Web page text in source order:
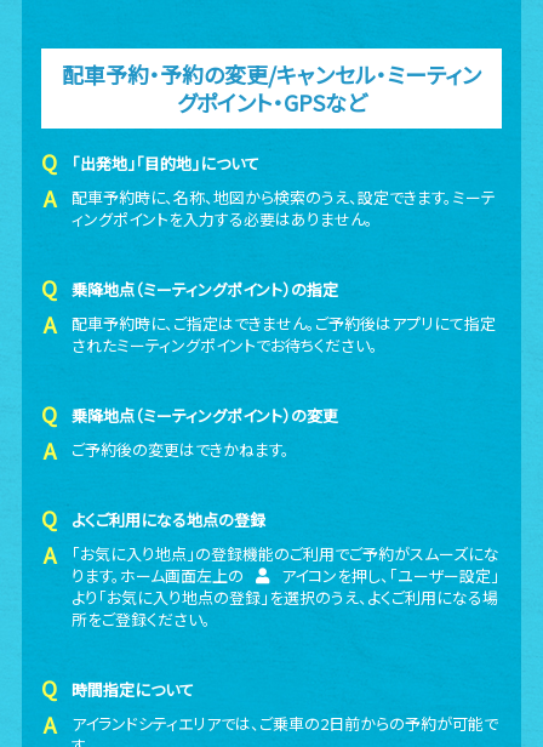
配車予約・予約の変更/キャンセル・ミーティン
グポイント・GPSなど
「出発地」「目的地」について
配車予約時に、名称、地図から検索のうえ、設定できます。ミーテ
ィングポイントを入力する必要はありません。
乗降地点（ミーティングポイント）の指定
配車予約時に、ご指定はできません。ご予約後はアプリにて指定
されたミーティングポイントでお待ちください。
乗降地点（ミーティングポイント）の変更
ご予約後の変更はできかねます。
よくご利用になる地点の登録
「お気に入り地点」の登録機能のご利用でご予約がスムーズにな
ります。ホーム画面左上の
アイコンを押し、「ユーザー設定」
より「お気に入り地点の登録」を選択のうえ、よくご利用になる場
所をご登録ください。
時間指定について
アイランドシティエリアでは、ご乗車の2日前からの予約が可能で